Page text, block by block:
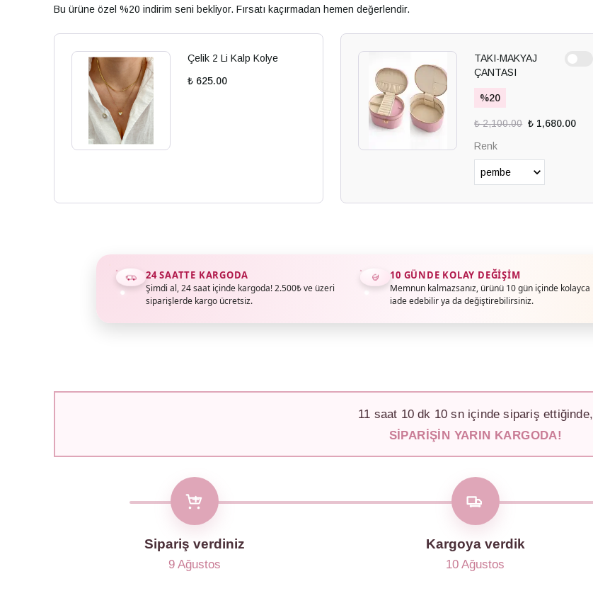
Bu ürüne özel %20 indirim seni bekliyor. Fırsatı kaçırmadan hemen değerlendir.
Çelik 2 Li Kalp Kolye
₺ 625.00
TAKI-MAKYAJ
ÇANTASI
%20
₺ 2,100.00 ₺ 1,680.00
Renk
24 SAATTE KARGODA
Şimdi al, 24 saat içinde kargoda! 2.500₺ ve üzeri
siparişlerde kargo ücretsiz.
10 GÜNDE KOLAY DEĞIŞIM
Memnun kalmazsanız, ürünü 10 gün içinde kolayca
iade edebilir ya da değiştirebilirsiniz.
11 saat 10dk 07 sn içinde sipariş ettiğinde,
SIPARIŞIN YARIN KARGODA!
Sipariş verdiniz
9 Ağustos
Kargoya verdik
10 Ağustos